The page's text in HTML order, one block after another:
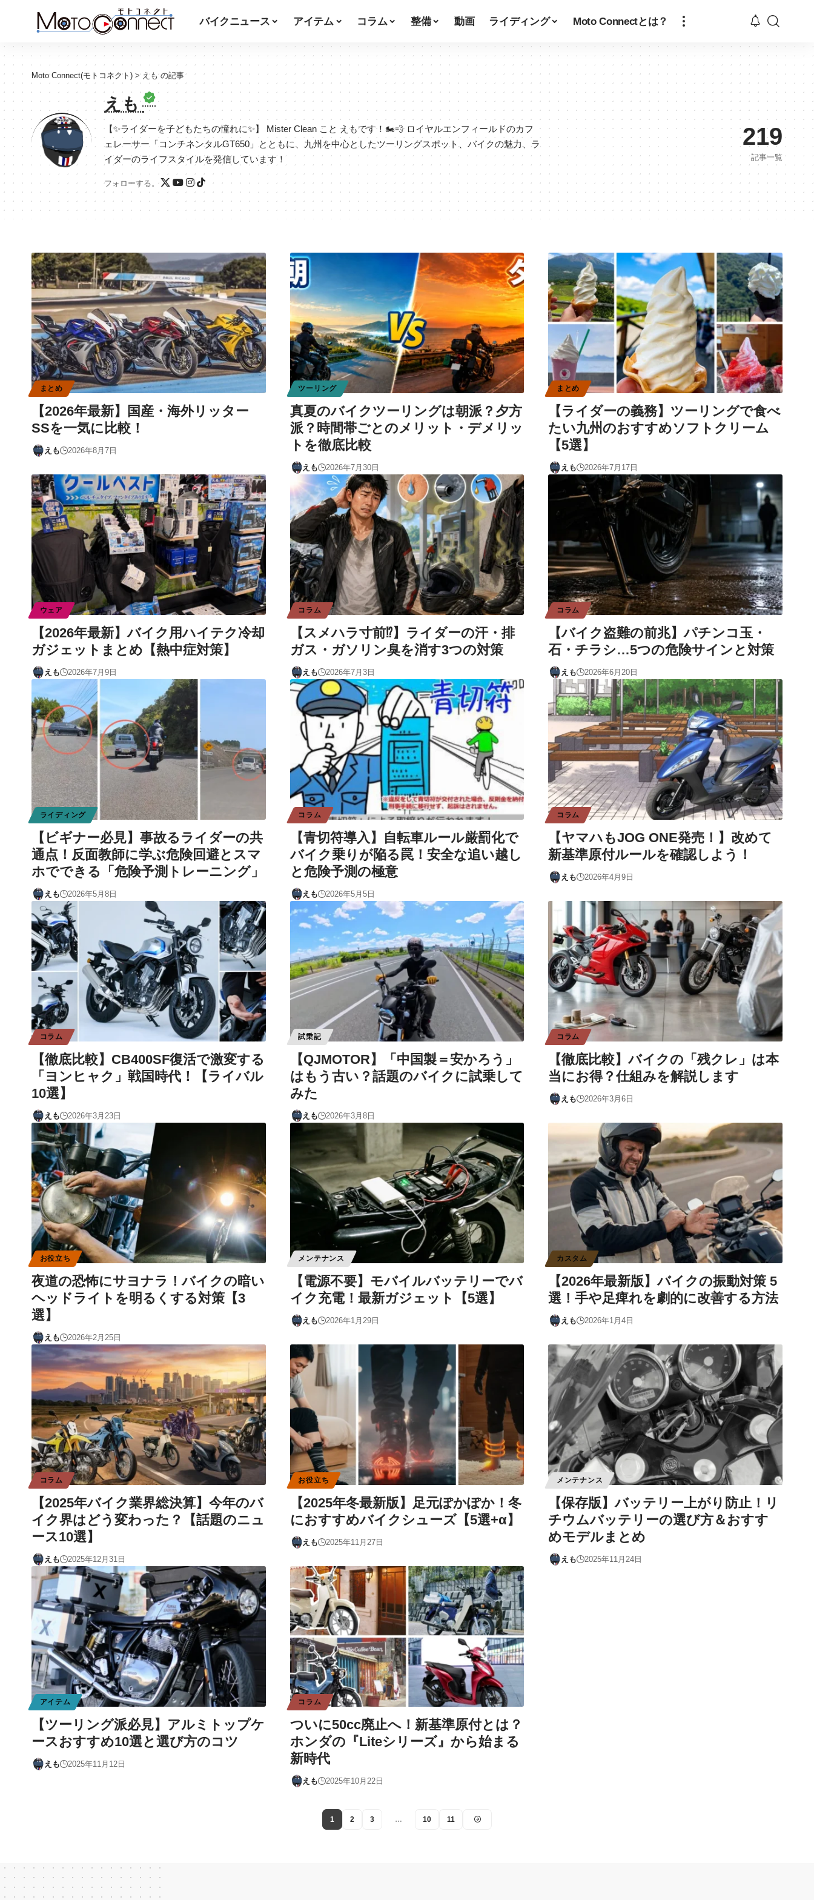
バイクニュース アイテム コラム 整備 動画 ライディング Moto Connectとは？
Moto Connect(モトコネクト) > えも の記事
えも
【✨ライダーを子どもたちの憧れに✨】 Mister Clean こと えもです！🏍️💨 ロイヤルエンフィールドのカフ
ェレーサー「コンチネンタルGT650」とともに、九州を中心としたツーリングスポット、バイクの魅力、ラ
イダーのライフスタイルを発信しています！
フォローする。
219
記事一覧
まとめ
【2026年最新】国産・海外リッター
SSを一気に比較！
えも 2026年8月7日
ツーリング
真夏のバイクツーリングは朝派？夕方
派？時間帯ごとのメリット・デメリッ
トを徹底比較
えも 2026年7月30日
まとめ
【ライダーの義務】ツーリングで食べ
たい九州のおすすめソフトクリーム
【5選】
えも 2026年7月17日
ウェア
【2026年最新】バイク用ハイテク冷却
ガジェットまとめ【熱中症対策】
えも 2026年7月9日
コラム
【スメハラ寸前⁉️】ライダーの汗・排
ガス・ガソリン臭を消す3つの対策
えも 2026年7月3日
コラム
【バイク盗難の前兆】パチンコ玉・
石・チラシ…5つの危険サインと対策
えも 2026年6月20日
ライディング
【ビギナー必見】事故るライダーの共
通点！反面教師に学ぶ危険回避とスマ
ホでできる「危険予測トレーニング」
えも 2026年5月8日
コラム
【青切符導入】自転車ルール厳罰化で
バイク乗りが陥る罠！安全な追い越し
と危険予測の極意
えも 2026年5月5日
コラム
【ヤマハもJOG ONE発売！】改めて
新基準原付ルールを確認しよう！
えも 2026年4月9日
コラム
【徹底比較】CB400SF復活で激変する
「ヨンヒャク」戦国時代！【ライバル
10選】
えも 2026年3月23日
試乗記
【QJMOTOR】「中国製＝安かろう」
はもう古い？話題のバイクに試乗して
みた
えも 2026年3月8日
コラム
【徹底比較】バイクの「残クレ」は本
当にお得？仕組みを解説します
えも 2026年3月6日
お役立ち
夜道の恐怖にサヨナラ！バイクの暗い
ヘッドライトを明るくする対策【3
選】
えも 2026年2月25日
メンテナンス
【電源不要】モバイルバッテリーでバ
イク充電！最新ガジェット【5選】
えも 2026年1月29日
カスタム
【2026年最新版】バイクの振動対策 5
選！手や足痺れを劇的に改善する方法
えも 2026年1月4日
コラム
【2025年バイク業界総決算】今年のバ
イク界はどう変わった？【話題のニュ
ース10選】
えも 2025年12月31日
お役立ち
【2025年冬最新版】足元ぽかぽか！冬
におすすめバイクシューズ【5選+α】
えも 2025年11月27日
メンテナンス
【保存版】バッテリー上がり防止！リ
チウムバッテリーの選び方＆おすす
めモデルまとめ
えも 2025年11月24日
アイテム
【ツーリング派必見】アルミトップケ
ースおすすめ10選と選び方のコツ
えも 2025年11月12日
コラム
ついに50cc廃止へ！新基準原付とは？
ホンダの『Liteシリーズ』から始まる
新時代
えも 2025年10月22日
1 2 3 … 10 11